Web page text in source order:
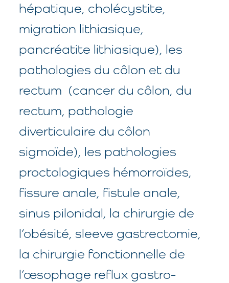
hépatique, cholécystite,
migration lithiasique,
pancréatite lithiasique), les
pathologies du côlon et du
rectum (cancer du côlon, du
rectum, pathologie
diverticulaire du côlon
sigmoïde), les pathologies
proctologiques hémorroïdes,
fissure anale, fistule anale,
sinus pilonidal, la chirurgie de
l’obésité, sleeve gastrectomie,
la chirurgie fonctionnelle de
l’œsophage reflux gastro-